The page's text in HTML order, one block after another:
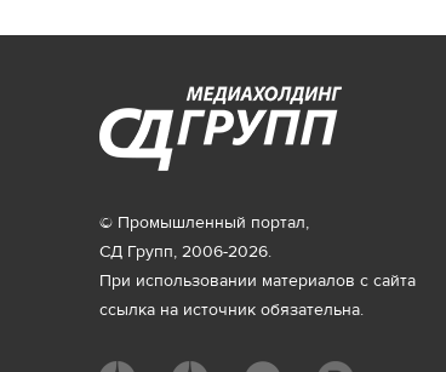
© Промышленный портал,
СД Групп, 2006-2026.
При использовании материалов с сайта
ссылка на источник обязательна.